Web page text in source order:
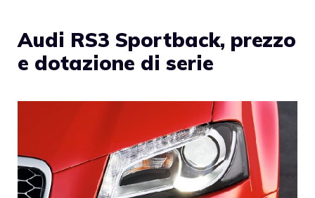
Audi RS3 Sportback, prezzo
e dotazione di serie